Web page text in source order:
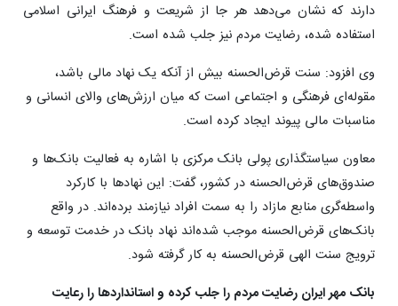
دارند که نشان می‌دهد هر جا از شریعت و فرهنگ ایرانی اسلامی
استفاده شده، رضایت مردم نیز جلب شده است.
وی افزود: سنت قرض‌الحسنه بیش از آنکه یک نهاد مالی باشد،
مقوله‌ای فرهنگی و اجتماعی است که میان ارزش‌های والای انسانی و
مناسبات مالی پیوند ایجاد کرده است.
معاون سیاستگذاری پولی بانک مرکزی با اشاره به فعالیت بانک‌ها و
صندوق‌های قرض‌الحسنه در کشور، گفت: این نهادها با کارکرد
واسطه‌گری منابع مازاد را به سمت افراد نیازمند برده‌اند. در واقع
بانک‌های قرض‌الحسنه موجب شده‌اند نهاد بانک در خدمت توسعه و
ترویج سنت الهی قرض‌الحسنه به کار گرفته شود.
بانک مهر ایران رضایت مردم را جلب کرده و استانداردها را رعایت